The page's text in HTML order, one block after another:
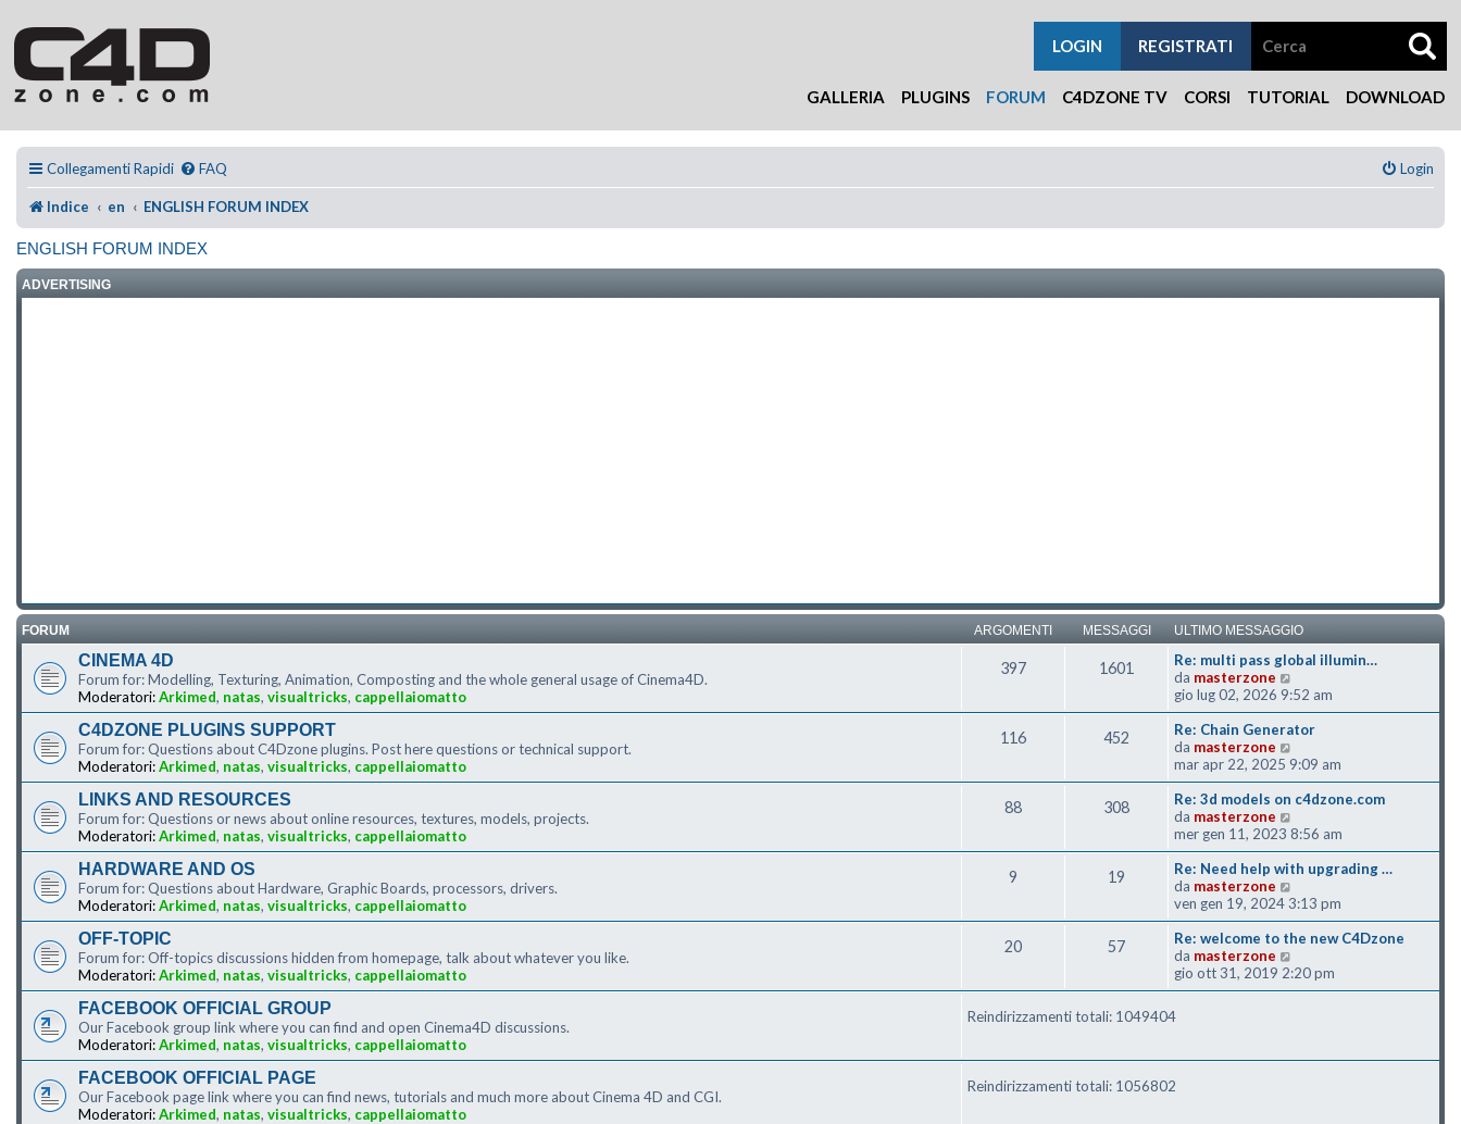
GALLERIA PLUGINS FORUM C4DZONE TV CORSI TUTORIAL DOWNLOAD
REGISTRATI
LOGIN
Collegamenti Rapidi FAQ Login
Indice en ENGLISH FORUM INDEX
ENGLISH FORUM INDEX
ADVERTISING
FORUM ARGOMENTI MESSAGGI ULTIMO MESSAGGIO
CINEMA 4D
Forum for: Modelling, Texturing, Animation, Composting and the whole general usage of Cinema4D.
Moderatori:Arkimed, natas, visualtricks, cappellaiomatto
397 1601
Re: multi pass global illumin…
da masterzone
gio lug 02, 2026 9:52 am
C4DZONE PLUGINS SUPPORT
Forum for: Questions about C4Dzone plugins. Post here questions or technical support.
Moderatori:Arkimed, natas, visualtricks, cappellaiomatto
116 452
Re: Chain Generator
da masterzone
mar apr 22, 2025 9:09 am
LINKS AND RESOURCES
Forum for: Questions or news about online resources, textures, models, projects.
Moderatori:Arkimed, natas, visualtricks, cappellaiomatto
88 308
Re: 3d models on c4dzone.com
da masterzone
mer gen 11, 2023 8:56 am
HARDWARE AND OS
Forum for: Questions about Hardware, Graphic Boards, processors, drivers.
Moderatori:Arkimed, natas, visualtricks, cappellaiomatto
9 19
Re: Need help with upgrading …
da masterzone
ven gen 19, 2024 3:13 pm
OFF-TOPIC
Forum for: Off-topics discussions hidden from homepage, talk about whatever you like.
Moderatori:Arkimed, natas, visualtricks, cappellaiomatto
20 57
Re: welcome to the new C4Dzone
da masterzone
gio ott 31, 2019 2:20 pm
FACEBOOK OFFICIAL GROUP
Our Facebook group link where you can find and open Cinema4D discussions.
Moderatori:Arkimed, natas, visualtricks, cappellaiomatto
Reindirizzamenti totali: 1049404
FACEBOOK OFFICIAL PAGE
Our Facebook page link where you can find news, tutorials and much more about Cinema 4D and CGI.
Moderatori:Arkimed, natas, visualtricks, cappellaiomatto
Reindirizzamenti totali: 1056802